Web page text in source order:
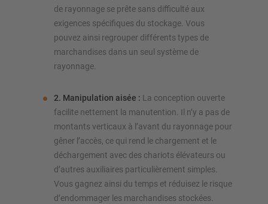
de rayonnage se prête sans difficulté aux
exigences spécifiques du stockage. Vous
pouvez ainsi regrouper différents types de
marchandises dans un seul système de
rayonnage.
2. Manipulation aisée : La conception ouverte
facilite nettement la manutention. Il n’y a pas de
montants verticaux à l’avant du rayonnage pour
gêner l’accès, ce qui rend le chargement et le
déchargement avec des chariots élévateurs ou
d’autres auxiliaires particulièrement simples.
Vous gagnez ainsi du temps et réduisez le risque
d’endommager les marchandises stockées.